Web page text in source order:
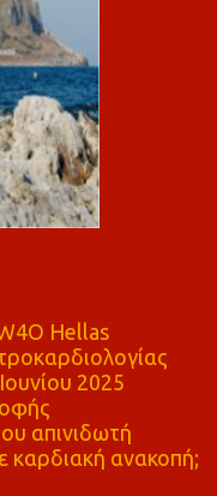
Hellas
2025
απινιδωτή
καρδιακή ανακοπή;